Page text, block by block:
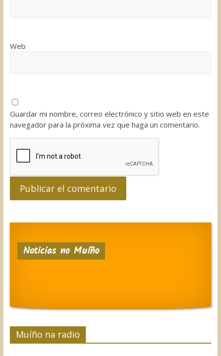
Web
Guardar mi nombre, correo electrónico y sitio web en este
navegador para la próxima vez que haga un comentario.
Noticias no Muíño
Muíño na radio